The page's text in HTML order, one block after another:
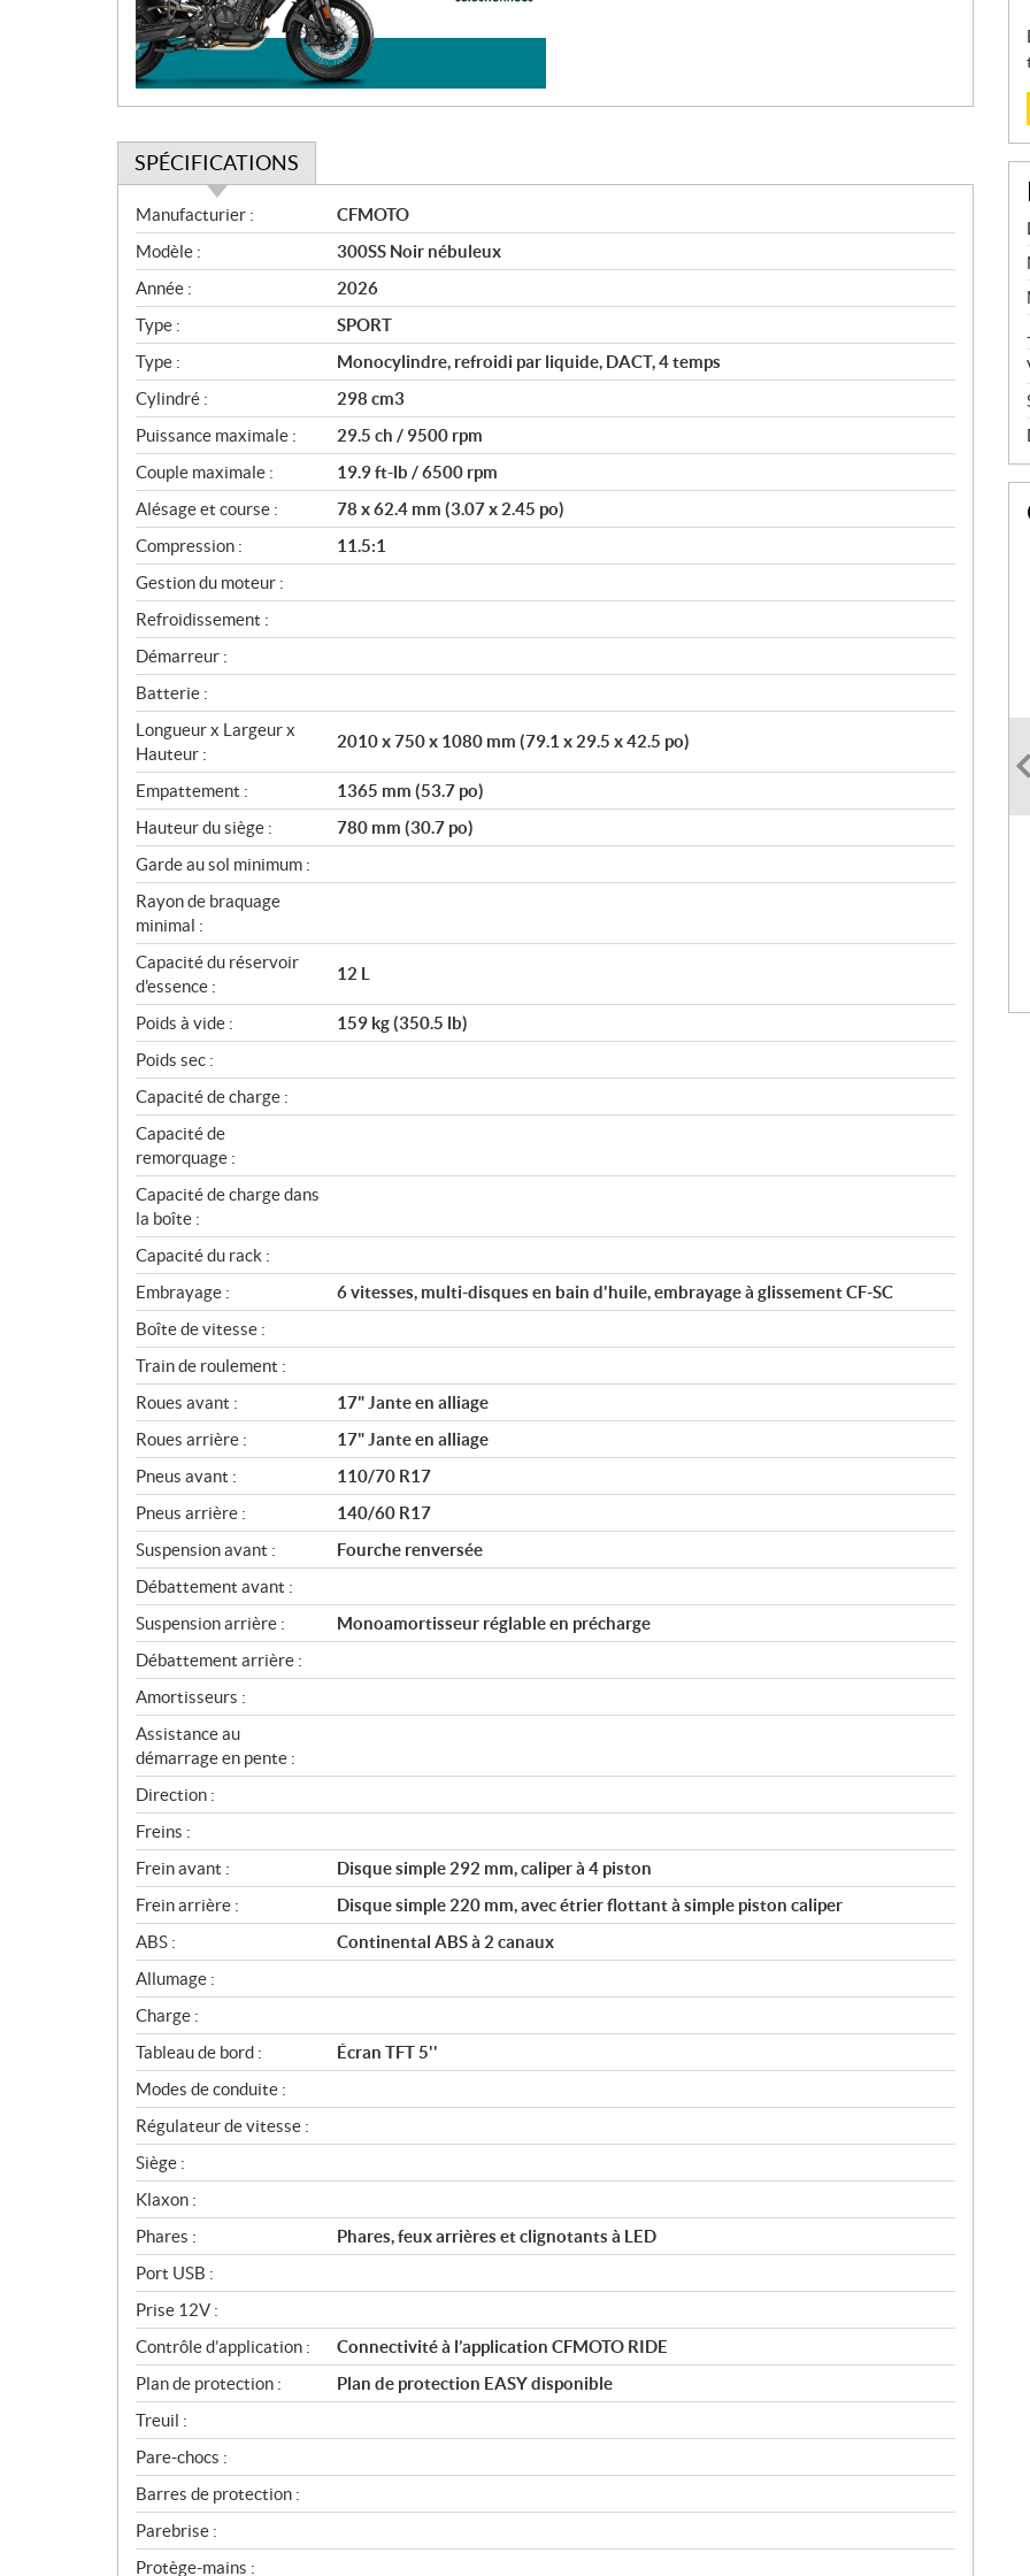
i
o
n
SPÉCIFICATIONS
S
p
é
c
i
f
i
c
a
t
i
o
n
s
Manufacturier :
CFMOTO
Modèle :
300SS Noir nébuleux
Année :
2026
Type :
SPORT
Type :
Monocylindre, refroidi par liquide, DACT, 4 temps
Cylindré :
298 cm3
Puissance maximale :
29.5 ch / 9500 rpm
Couple maximale :
19.9 ft-lb / 6500 rpm
Alésage et course :
78 x 62.4 mm (3.07 x 2.45 po)
Compression :
11.5:1
Gestion du moteur :
Refroidissement :
Démarreur :
Batterie :
Longueur x Largeur x
Hauteur :
2010 x 750 x 1080 mm (79.1 x 29.5 x 42.5 po)
Empattement :
1365 mm (53.7 po)
Hauteur du siège :
780 mm (30.7 po)
Garde au sol minimum :
Rayon de braquage
minimal :
Capacité du réservoir
d'essence :
12 L
Poids à vide :
159 kg (350.5 lb)
Poids sec :
Capacité de charge :
Capacité de
remorquage :
Capacité de charge dans
la boîte :
Capacité du rack :
Embrayage :
6 vitesses, multi-disques en bain d'huile, embrayage à glissement CF-SC
Boîte de vitesse :
Train de roulement :
Roues avant :
17" Jante en alliage
Roues arrière :
17" Jante en alliage
Pneus avant :
110/70 R17
Pneus arrière :
140/60 R17
Suspension avant :
Fourche renversée
Débattement avant :
Suspension arrière :
Monoamortisseur réglable en précharge
Débattement arrière :
Amortisseurs :
Assistance au
démarrage en pente :
Direction :
Freins :
Frein avant :
Disque simple 292 mm, caliper à 4 piston
Frein arrière :
Disque simple 220 mm, avec étrier flottant à simple piston caliper
ABS :
Continental ABS à 2 canaux
Allumage :
Charge :
Tableau de bord :
Écran TFT 5''
Modes de conduite :
Régulateur de vitesse :
Siège :
Klaxon :
Phares :
Phares, feux arrières et clignotants à LED
Port USB :
Prise 12V :
Contrôle d’application :
Connectivité à l’application CFMOTO RIDE
Plan de protection :
Plan de protection EASY disponible
Treuil :
Pare-chocs :
Barres de protection :
Parebrise :
Protège-mains :
P
I
I